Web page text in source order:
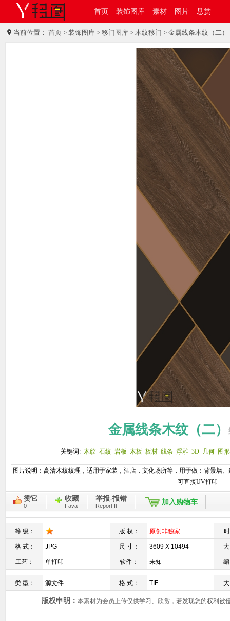
首页 装饰图库 素材 图片 悬赏
当前位置： 首页 > 装饰图库 > 移门图库 > 木纹移门 > 金属线条木纹（二）
金属线条木纹（二）
关键词: 木纹 石纹 岩板 木板 板材 线条 浮雕 3D 几何 图形
图片说明： 高清木纹纹理，适用于家装，酒店，文化场所等，用于做：背景墙
可直接UV打印
赞它
0
收藏
Fava
举报-报错
Report It 加入购物车
等 级： 版 权： 原创非独家
格 式： JPG 尺 寸： 3609 X 10494
工艺： 单打印 软件： 未知
类 型： 源文件 格 式： TIF
版权申明： 本素材为会员上传仅供学习、欣赏，若发现您的权利被